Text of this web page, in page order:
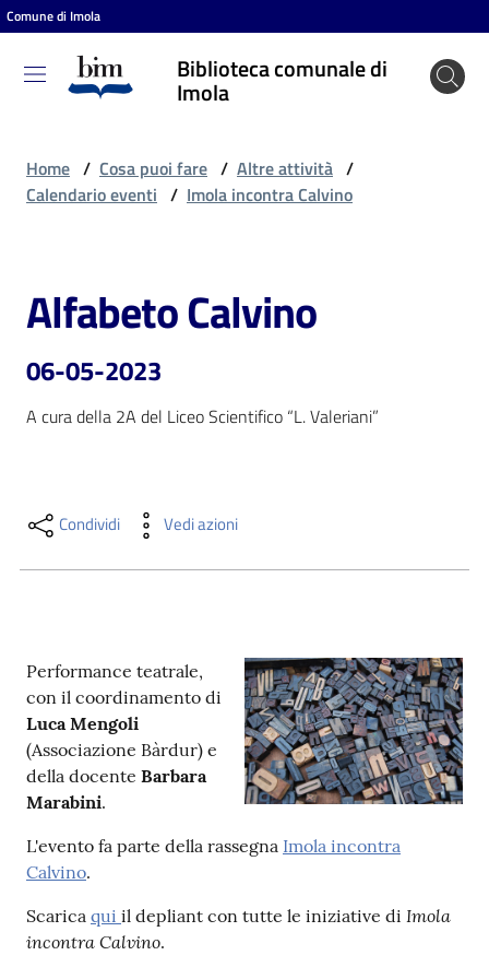
Vai al contenuto
Vai alla navigazione
Vai al footer
Comune di Imola
Biblioteca comunale di
Imola
Biblioteca
comunale
Cosa
puoi
fare
contenuti
Casa
Archivio
storico
Home / Cosa puoi fare / Altre attività /
Calendario eventi / Imola incontra Calvino
Salta al contenuto
Alfabeto Calvino
06-05-2023
A cura della 2A del Liceo Scientifico “L. Valeriani”
Condividi Vedi azioni
Performance teatrale,
con il coordinamento di
Luca Mengoli
(Associazione Bàrdur) e
della docente Barbara
Marabini.
L'evento fa parte della rassegna Imola incontra
Calvino.
Scarica qui il depliant con tutte le iniziative di Imola
incontra Calvino.